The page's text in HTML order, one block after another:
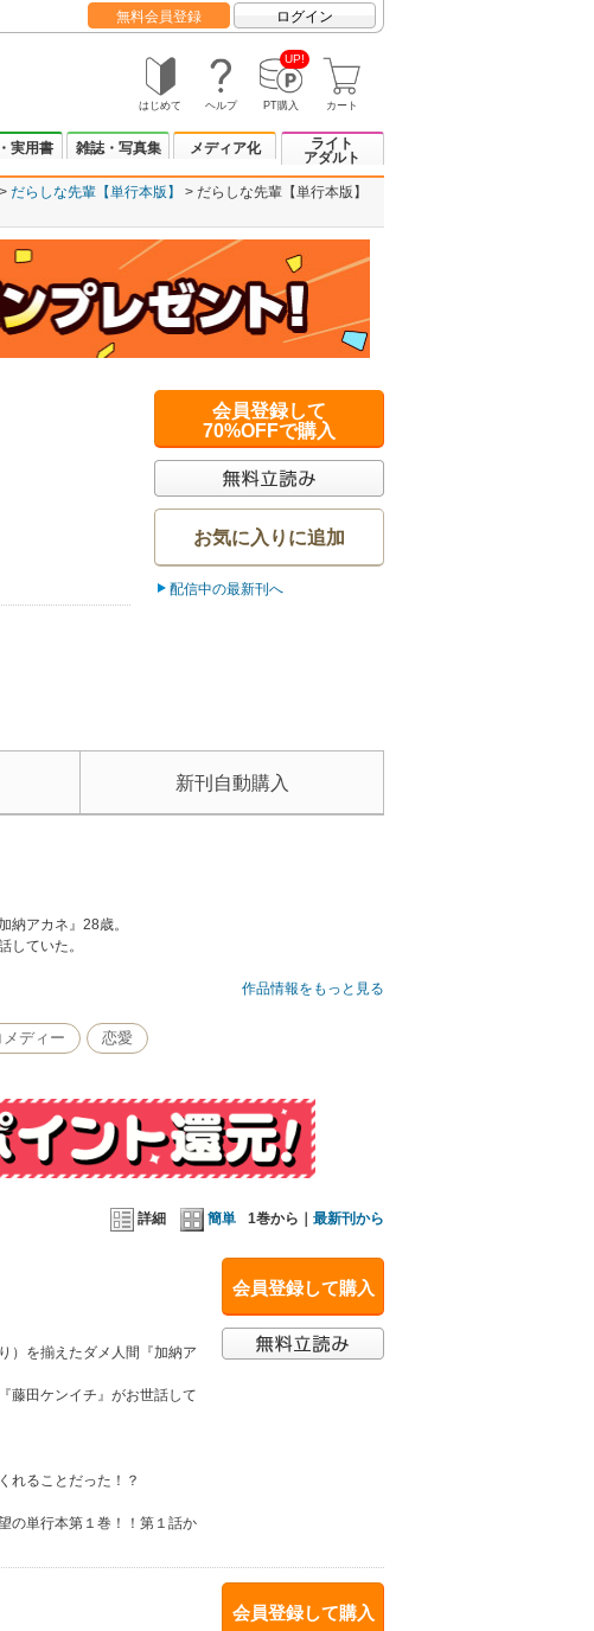
無料会員登録 ログイン
はじめて ヘルプ
UP!
PT購入 カート
実用書 雑誌・写真集 メディア化
ライト
アダルト
だらしな先輩【単行本版】
だらしな先輩【単行本版】
会員登録して
70%OFFで購入
お気に入りに追加
配信中の最新刊へ
新刊自動購入
アカネ』28歳。
していた。
話から第８話を収録。
作品情報をもっと見る
ディー 恋愛
詳細 簡単 1巻から｜ 最新刊から
会員登録して購入
）を揃えたダメ人間『加納ア
藤田ケンイチ』がお世話して
れることだった！？
の単行本第１巻！！第１話か
会員登録して購入